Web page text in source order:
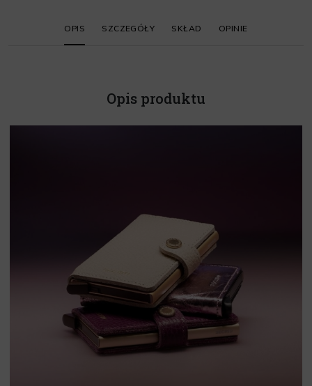
OPIS SZCZEGÓŁY SKŁAD OPINIE
Opis produktu